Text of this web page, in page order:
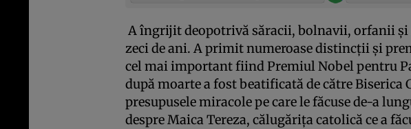
A îngrijit deopotrivă săracii, bolnavii, orfanii
zeci de ani. A primit numeroase distincţii şi
cel mai important fiind Premiul Nobel pentru
după moarte a fost beatificată de către Biserica
presupusele miracole pe care le făcuse de-a
despre Maica Tereza, călugăriţa catolică ce a